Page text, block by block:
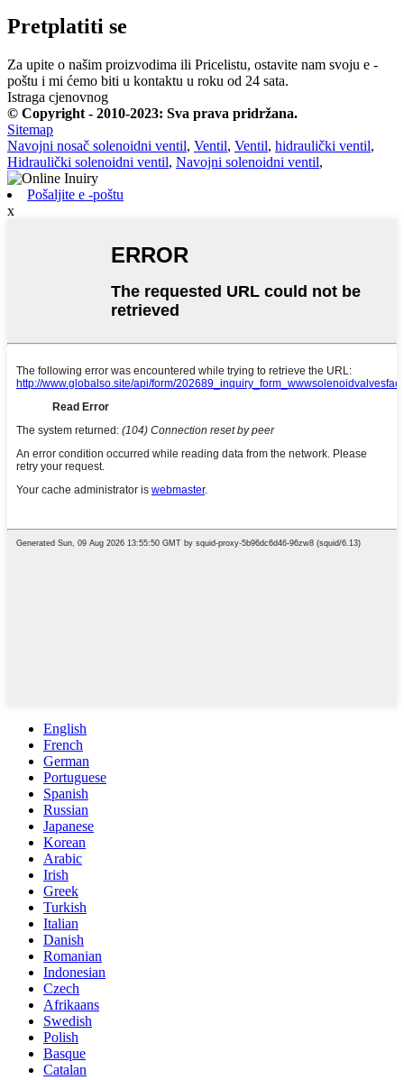
Pretplatiti se
Za upite o našim proizvodima ili Pricelistu, ostavite nam svoju e -
poštu i mi ćemo biti u kontaktu u roku od 24 sata.
Istraga cjenovnog
© Copyright - 2010-2023: Sva prava pridržana.
Sitemap
Navojni nosač solenoidni ventil, Ventil, Ventil, hidraulički ventil,
Hidraulički solenoidni ventil, Navojni solenoidni ventil,
Pošaljite e -poštu
x
English
French
German
Portuguese
Spanish
Russian
Japanese
Korean
Arabic
Irish
Greek
Turkish
Italian
Danish
Romanian
Indonesian
Czech
Afrikaans
Swedish
Polish
Basque
Catalan